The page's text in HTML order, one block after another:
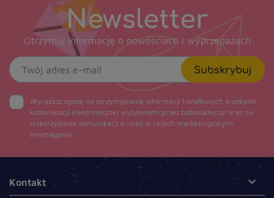
Newsletter
Otrzymuj informację o nowościach i wyprzedażach
Subskrybuj
Wyrażasz zgodę na otrzymywanie informacji handlowych środkami
komunikacji elektronicznej wysyłanymi przez bobassklep.pl oraz na
wykorzystanie komunikacji e-mail w celach marketingowych.
(wymagana)
Kontakt 